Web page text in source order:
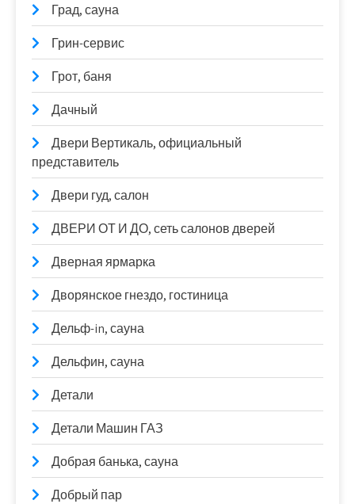
Град, сауна
Грин-сервис
Грот, баня
Дачный
Двери Вертикаль, официальный
представитель
Двери гуд, салон
ДВЕРИ ОТ И ДО, сеть салонов дверей
Дверная ярмарка
Дворянское гнездо, гостиница
Дельф-in, сауна
Дельфин, сауна
Детали
Детали Машин ГАЗ
Добрая банька, сауна
Добрый пар